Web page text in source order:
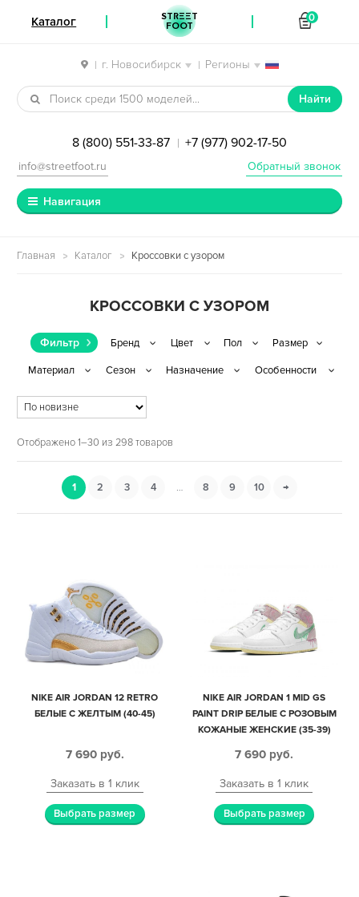
| г. Новосибирск | Регионы
Перейти к навигации
Перейти к содержимому
Найти
8 (800) 551-33-87 | +7 (977) 902-17-50
Обратный звонок
info@streetfoot.ru
Навигация
Главная Каталог Кроссовки с узором
КРОССОВКИ С УЗОРОМ
Фильтр
Отображено 1–30 из 298 товаров
1 2 3 4 … 8 9 10 →
NIKE AIR JORDAN 12 RETRO
БЕЛЫЕ С ЖЕЛТЫМ (40-45)
7 690 руб.
Заказать в 1 клик
Выбрать размер
NIKE AIR JORDAN 1 MID GS
PAINT DRIP БЕЛЫЕ С РОЗОВЫМ
КОЖАНЫЕ ЖЕНСКИЕ (35-39)
7 690 руб.
Заказать в 1 клик
Выбрать размер
Каталог STREET
FOOT
0